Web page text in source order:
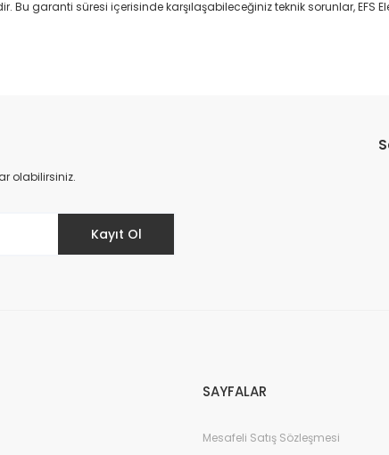
garanti süresi içerisinde karşılaşabileceğiniz teknik sorunlar, EFS
olabilirsiniz.
Kayıt Ol
SAYFALAR
Mesafeli Satış Sözleşmesi